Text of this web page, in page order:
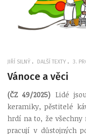
JIŘÍ SILNÝ DALŠÍ TEXTY 3.
Vánoce a věci
(ČZ 49/2025) Lidé
keramiky, pěstitelé
hrdí na to, že
pracují v důstojných